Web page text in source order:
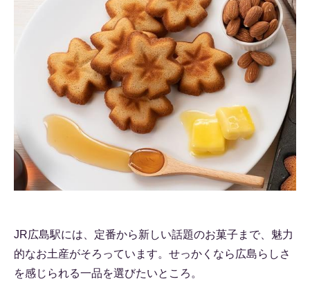
JR広島駅には、定番から新しい話題のお菓子まで、魅力
的なお土産がそろっています。せっかくなら広島らしさ
を感じられる一品を選びたいところ。